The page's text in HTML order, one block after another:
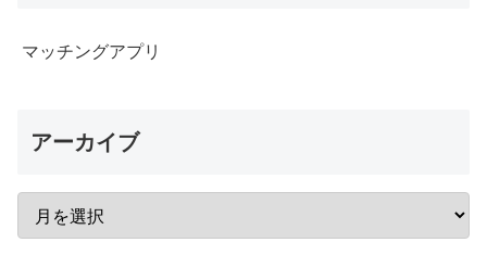
マッチングアプリ
アーカイブ